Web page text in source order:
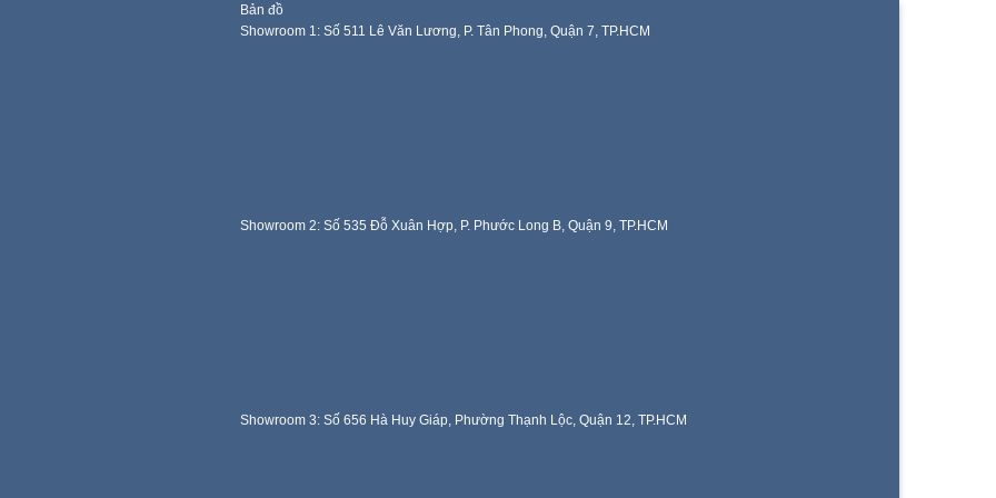
Bản đồ
Showroom 1: Số 511 Lê Văn Lương, P. Tân Phong, Quận 7, TP.HCM
Showroom 2: Số 535 Đỗ Xuân Hợp, P. Phước Long B, Quận 9, TP.HCM
Showroom 3: Số 656 Hà Huy Giáp, Phường Thạnh Lộc, Quận 12, TP.HCM